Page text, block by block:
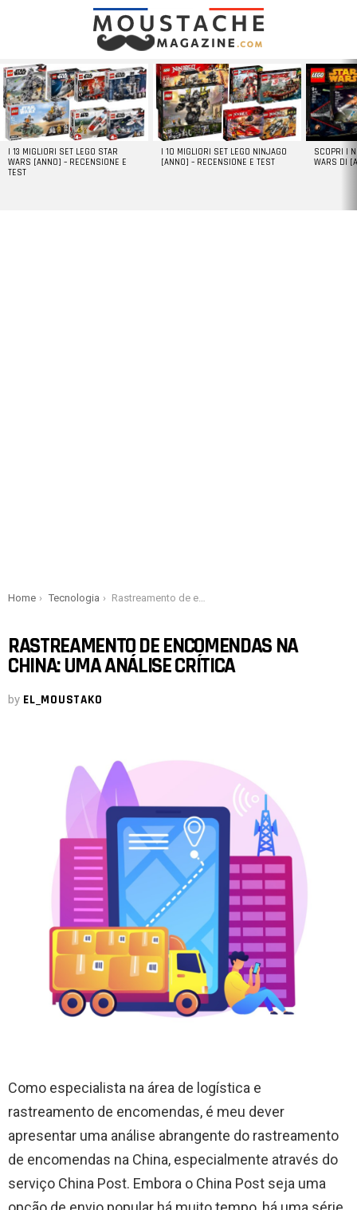
LATEST
STORIES
I 13 MIGLIORI SET LEGO STAR
WARS [ANNO] – RECENSIONE E
TEST
I 10 MIGLIORI SET LEGO NINJAGO
[ANNO] – RECENSIONE E TEST
SCOPRI I
WARS DI
You are here:
Home Tecnologia Rastreamento de encomendas na China: uma análise crítica
RASTREAMENTO DE ENCOMENDAS NA
CHINA: UMA ANÁLISE CRÍTICA
by EL_MOUSTAKO
Como especialista na área de logística e
rastreamento de encomendas, é meu dever
apresentar uma análise abrangente do rastreamento
de encomendas na China, especialmente através do
serviço China Post. Embora o China Post seja uma